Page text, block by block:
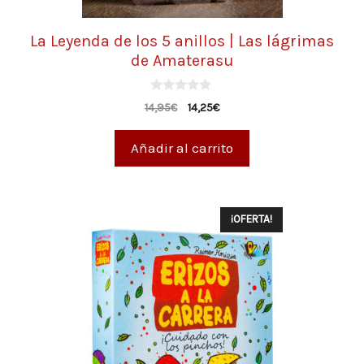
La Leyenda de los 5 anillos | Las lágrimas
de Amaterasu
0
d
14,95€ 14,25€
Añadir al carrito
¡OFERTA!